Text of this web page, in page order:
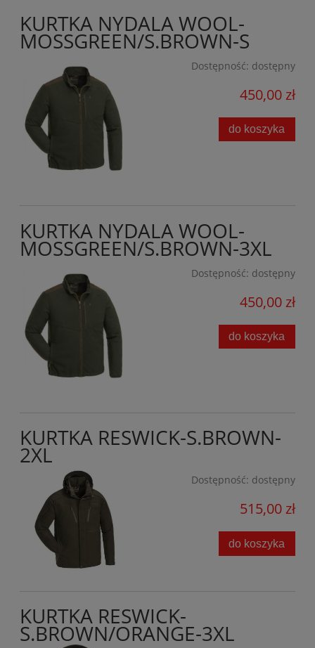
KURTKA NYDALA WOOL-
MOSSGREEN/S.BROWN-S
Dostępność: dostępny
450,00 zł
do koszyka
KURTKA NYDALA WOOL-
MOSSGREEN/S.BROWN-3XL
Dostępność: dostępny
450,00 zł
do koszyka
KURTKA RESWICK-S.BROWN-
2XL
Dostępność: dostępny
515,00 zł
do koszyka
KURTKA RESWICK-
S.BROWN/ORANGE-3XL